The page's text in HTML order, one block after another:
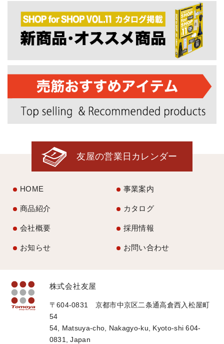
友屋の営業日カレンダー
HOME 事業案内
商品紹介 カタログ
会社概要 採用情報
お知らせ お問い合わせ
株式会社友屋
〒604-0831 京都市中京区二条通高倉西入松屋町
54
54, Matsuya-cho, Nakagyo-ku, Kyoto-shi 604-
0831, Japan